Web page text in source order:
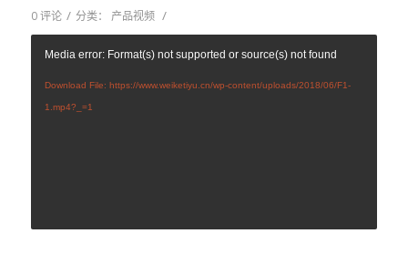
0 评论 / 分类： 产品视频 /
Media error: Format(s) not supported or source(s) not found
Download File: https://www.weiketiyu.cn/wp-content/uploads/2018/06/F1-
1.mp4?_=1